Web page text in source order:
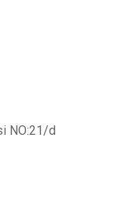
NO:21/d